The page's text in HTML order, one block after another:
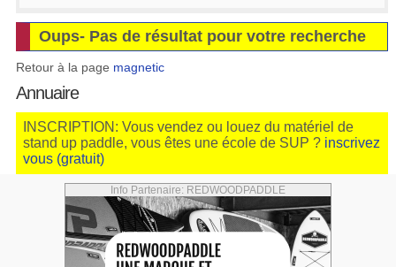
Oups- Pas de résultat pour votre recherche
Retour à la page magnetic
Annuaire
INSCRIPTION: Vous vendez ou louez du matériel de
stand up paddle, vous êtes une école de SUP ? inscrivez
vous (gratuit)
Info Partenaire: REDWOODPADDLE